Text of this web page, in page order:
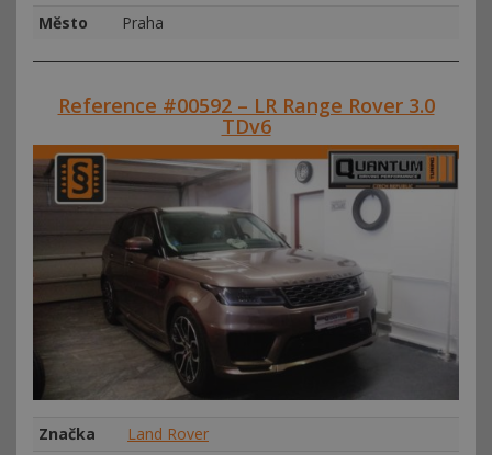
Město
Praha
Reference #00592 – LR Range Rover 3.0
TDv6
Značka
Land Rover